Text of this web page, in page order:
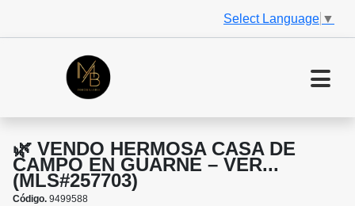
Select Language ▼
🌿 VENDO HERMOSA CASA DE
CAMPO EN GUARNE – VER...
(MLS#257703)
Código. 9499588